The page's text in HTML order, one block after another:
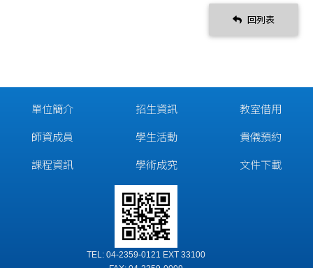
回列表
單位簡介
師資成員
課程資訊
招生資訊
學生活動
學術成究
教室借用
貴儀預約
文件下載
TEL: 04-2359-0121 EXT 33100